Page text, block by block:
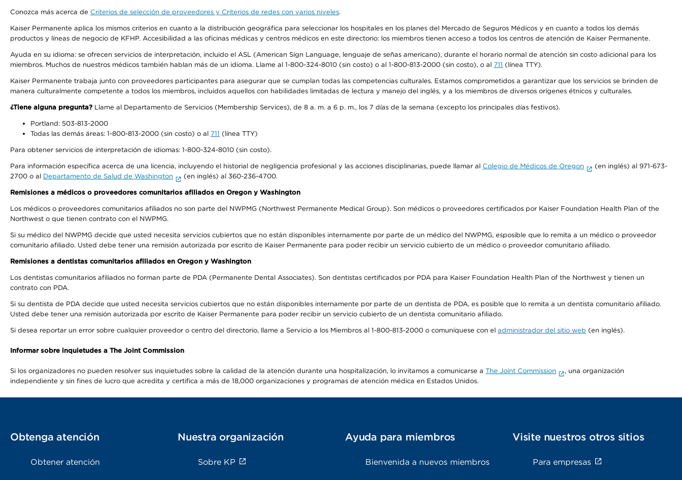
Conozca más acerca de Criterios de selección de proveedores y Criterios de redes con varios niveles.
Kaiser Permanente aplica los mismos criterios en cuanto a la distribución geográfica para seleccionar los hospitales en los planes del Mercado de Seguros Médicos y en cuanto a todos los demás
productos y líneas de negocio de KFHP. Accesibilidad a las oficinas médicas y centros médicos en este directorio: los miembros tienen acceso a todos los centros de atención de Kaiser Permanente.
Ayuda en su idioma: se ofrecen servicios de interpretación, incluido el ASL (American Sign Language, lenguaje de señas americano), durante el horario normal de atención sin costo adicional para los
miembros. Muchos de nuestros médicos también hablan más de un idioma. Llame al 1-800-324-8010 (sin costo) o al 1-800-813-2000 (sin costo), o al 711 (línea TTY).
Kaiser Permanente trabaja junto con proveedores participantes para asegurar que se cumplan todas las competencias culturales. Estamos comprometidos a garantizar que los servicios se brinden de
manera culturalmente competente a todos los miembros, incluidos aquellos con habilidades limitadas de lectura y manejo del inglés, y a los miembros de diversos orígenes étnicos y culturales.
¿Tiene alguna pregunta? Llame al Departamento de Servicios (Membership Services), de 8 a. m. a 6 p. m., los 7 días de la semana (excepto los principales días festivos).
Portland: 503-813-2000
Todas las demás áreas: 1-800-813-2000 (sin costo) o al 711 (línea TTY)
Para obtener servicios de interpretación de idiomas: 1-800-324-8010 (sin costo).
Para información específica acerca de una licencia, incluyendo el historial de negligencia profesional y las acciones disciplinarias, puede llamar al Colegio de Médicos de Oregon
(en inglés) al 971-673-
2700 o al Departamento de Salud de Washington (en inglés) al 360-236-4700.
Remisiones a médicos o proveedores comunitarios afiliados en Oregon y Washington
Los médicos o proveedores comunitarios afiliados no son parte del NWPMG (Northwest Permanente Medical Group). Son médicos o proveedores certificados por Kaiser Foundation Health Plan of the
Northwest o que tienen contrato con el NWPMG.
Si su médico del NWPMG decide que usted necesita servicios cubiertos que no están disponibles internamente por parte de un médico del NWPMG, esposible que lo remita a un médico o proveedor
comunitario afiliado. Usted debe tener una remisión autorizada por escrito de Kaiser Permanente para poder recibir un servicio cubierto de un médico o proveedor comunitario afiliado.
Remisiones a dentistas comunitarios afiliados en Oregon y Washington
Los dentistas comunitarios afiliados no forman parte de PDA (Permanente Dental Associates). Son dentistas certificados por PDA para Kaiser Foundation Health Plan of the Northwest y tienen un
contrato con PDA.
Si su dentista de PDA decide que usted necesita servicios cubiertos que no están disponibles internamente por parte de un dentista de PDA, es posible que lo remita a un dentista comunitario afiliado.
Usted debe tener una remisión autorizada por escrito de Kaiser Permanente para poder recibir un servicio cubierto de un dentista comunitario afiliado.
Si desea reportar un error sobre cualquier proveedor o centro del directorio, llame a Servicio a los Miembros al 1-800-813-2000 o comuníquese con el administrador del sitio web (en inglés).
Informar sobre inquietudes a The Joint Commission
Si los organizadores no pueden resolver sus inquietudes sobre la calidad de la atención durante una hospitalización, lo invitamos a comunicarse a The Joint Commission
, una organización
independiente y sin fines de lucro que acredita y certifica a más de 18,000 organizaciones y programas de atención médica en Estados Unidos.
Obtenga atención
Obtener atención
Nuestra organización
Sobre KP
Ayuda para miembros
Bienvenida a nuevos miembros
Visite nuestros otros sitios
Para empresas